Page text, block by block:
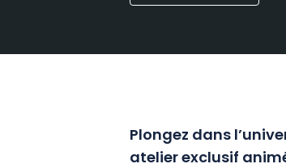
Plongez dans
atelier exclusif